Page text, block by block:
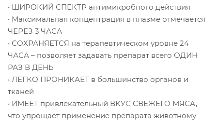
• ШИРОКИЙ СПЕКТР антимикробного действия
• Максимальная концентрация в плазме отмечается
ЧЕРЕЗ 3 ЧАСА
• СОХРАНЯЕТСЯ на терапевтическом уровне 24
ЧАСА – позволяет задавать препарат всего ОДИН
РАЗ В ДЕНЬ
• ЛЕГКО ПРОНИКАЕТ в большинство органов и
тканей
• ИМЕЕТ привлекательный ВКУС СВЕЖЕГО МЯСА,
что упрощает применение препарата животному